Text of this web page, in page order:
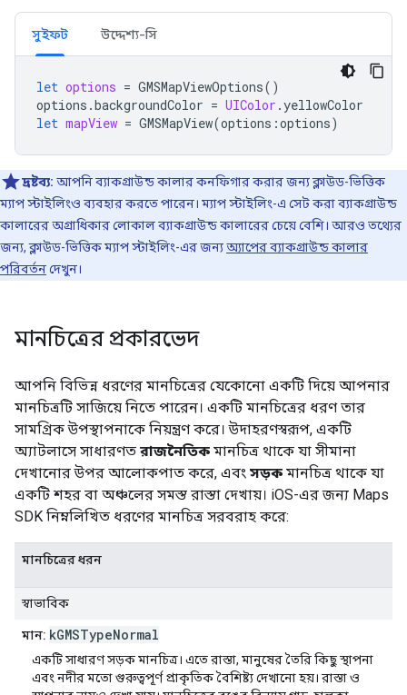
সুইফট উদ্দেশ্য-সি
let options = GMSMapViewOptions()
options .backgroundColor = UIColor .yellowColor
let mapView = GMSMapView(options :options)
দ্রষ্টব্য: আপনি ব্যাকগ্রাউন্ড কালার কনফিগার করার জন্য ক্লাউড-ভিত্তিক
ম্যাপ স্টাইলিংও ব্যবহার করতে পারেন। ম্যাপ স্টাইলিং-এ সেট করা ব্যাকগ্রাউন্ড
কালারের অগ্রাধিকার লোকাল ব্যাকগ্রাউন্ড কালারের চেয়ে বেশি। আরও তথ্যের
জন্য, ক্লাউড-ভিত্তিক ম্যাপ স্টাইলিং-এর জন্যঅ্যাপের ব্যাকগ্রাউন্ড কালার
পরিবর্তনদেখুন।
মানচিত্রের প্রকারভেদ
আপনি বিভিন্ন ধরণের মানচিত্রের যেকোনো একটি দিয়ে আপনার
মানচিত্রটি সাজিয়ে নিতে পারেন। একটি মানচিত্রের ধরণ তার
সামগ্রিক উপস্থাপনাকে নিয়ন্ত্রণ করে। উদাহরণস্বরূপ, একটি
অ্যাটলাসে সাধারণত রাজনৈতিক মানচিত্র থাকে যা সীমানা
দেখানোর উপর আলোকপাত করে, এবং সড়ক মানচিত্র থাকে যা
একটি শহর বা অঞ্চলের সমস্ত রাস্তা দেখায়। iOS-এর জন্য Maps
SDK নিম্নলিখিত ধরণের মানচিত্র সরবরাহ করে:
মানচিত্রের ধরন
স্বাভাবিক
মান: kGMSTypeNormal
একটি সাধারণ সড়ক মানচিত্র। এতে রাস্তা, মানুষের তৈরি কিছু স্থাপনা
এবং নদীর মতো গুরুত্বপূর্ণ প্রাকৃতিক বৈশিষ্ট্য দেখানো হয়। রাস্তা ও